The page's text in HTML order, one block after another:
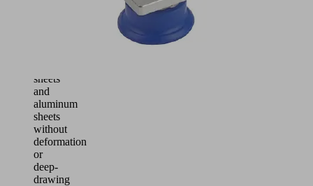
sheets
and
aluminum
sheets
without
deformation
or
deep-
drawing